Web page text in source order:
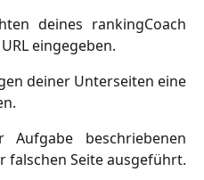
deines rankingCoach
eingegeben.
deiner Unterseiten eine
beschriebenen
falschen Seite ausgeführt.